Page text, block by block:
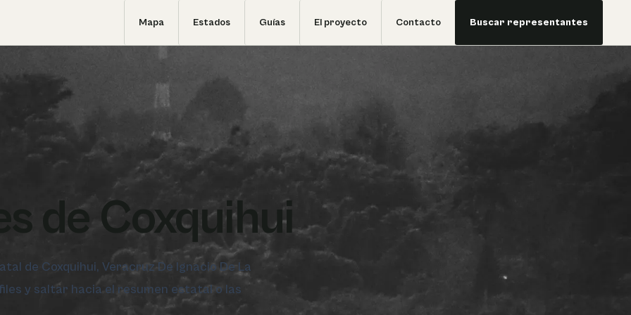
Mapa Estados Guías El proyecto Contacto Buscar representantes
de Coxquihui
de Coxquihui, Veracruz De Ignacio De La
y saltar hacia el resumen estatal o las